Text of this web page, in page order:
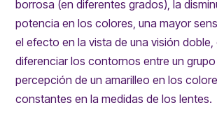
borrosa (en diferentes grados), la
potencia en los colores, una mayor
el efecto en la vista de una visión doble,
diferenciar los contornos entre un
percepción de un amarilleo en los
constantes en la medidas de los lentes.